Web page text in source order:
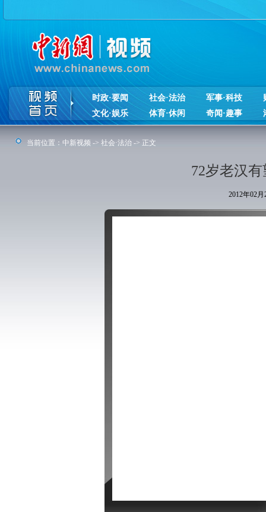
时政·要闻 社会·法治 军事·科技
文化·娱乐
体育·休闲 奇闻·趣事
当前位置： 中新视频 -> 社会·法治 -> 正文
72岁老汉
2012年02